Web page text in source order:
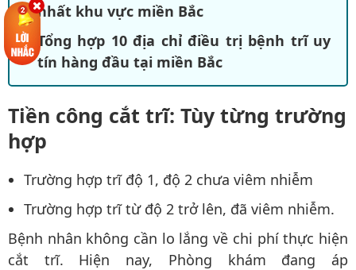
nhất khu vực miền Bắc
Tổng hợp 10 địa chỉ điều trị bệnh trĩ uy
tín hàng đầu tại miền Bắc
Tiền công cắt trĩ: Tùy từng trường
hợp
Trường hợp trĩ độ 1, độ 2 chưa viêm nhiễm
Trường hợp trĩ từ độ 2 trở lên, đã viêm nhiễm.
Bệnh nhân không cần lo lắng về chi phí thực hiện
cắt trĩ. Hiện nay, Phòng khám đang áp